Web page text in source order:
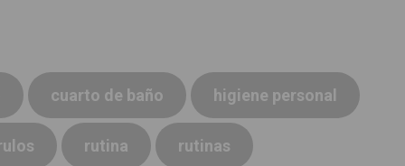
cuarto de baño higiene personal
rutina rutinas